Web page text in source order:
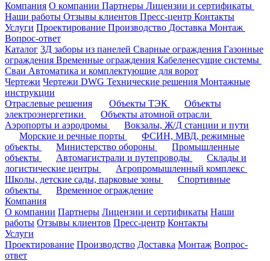
Компания О компании Партнеры Лицензии и сертификаты
Наши работы Отзывы клиентов Пресс-центр Контакты
Услуги Проектирование Производство Доставка Монтаж
Вопрос-ответ
Каталог 3Д заборы из панелей Сварные ограждения Газонные
ограждения Временные ограждения Кабеленесущие системы
Cваи Автоматика и комплектующие для ворот
Чертежи Чертежи DWG Технические решения Монтажные
инструкции
Отраслевые решения
Объекты ТЭК
Объекты
электроэнергетики
Объекты атомной отрасли
Аэропорты и аэродромы
Вокзалы, Ж/Д станции и пути
Морские и речные порты
ФСИН, МВД, режимные
объекты
Министерство обороны
Промышленные
объекты
Автомагистрали и путепроводы
Склады и
логистические центры
Агропромышленный комплекс
Школы, детские сады, парковые зоны
Спортивные
объекты
Временное ограждение
Компания
О компании Партнеры Лицензии и сертификаты Наши
работы Отзывы клиентов Пресс-центр Контакты
Услуги
Проектирование Производство Доставка Монтаж Вопрос-
ответ